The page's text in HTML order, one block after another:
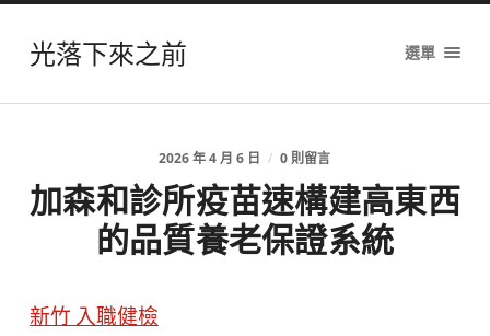
光落下來之前 選單
2026 年 4 月 6 日 / 0 則留言
加森和診所疫苗速構建高東西
的品質養老保證系統
新竹 入職健檢